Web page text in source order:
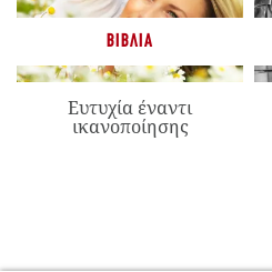
ΒΙΒΛΊΑ
Ευτυχία έναντι
ικανοποίησης